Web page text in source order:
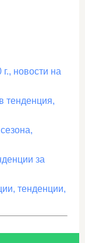
новости на
тенденция,
за
тенденции,